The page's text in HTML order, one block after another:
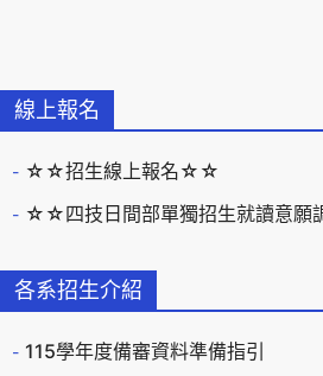
線上報名
☆☆招生線上報名☆☆
☆☆四技日間部單獨招生就讀意
各系招生介紹
115學年度備審資料準備指引